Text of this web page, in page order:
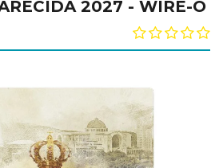
2027 - WIRE-O